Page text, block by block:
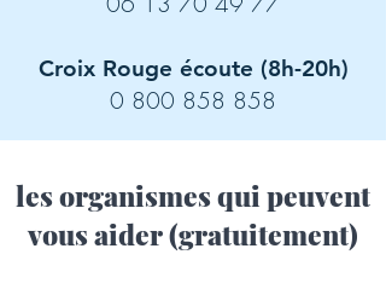
Croix Rouge écoute (8h-20h)
0 800 858 858
les organismes qui peuvent
vous aider (gratuitement)